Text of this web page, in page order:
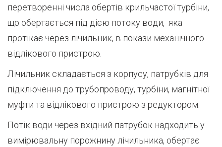
перетворенні чис­ла обертів крильчастої турбіни,
що обертається під дією потоку во­ди, яка
протікає через лічильник, в покази механічного
відліково­го пристрою.
Лічильник складається з корпусу, патрубків для
підключення до трубопроводу, турбіни, магнітної
муфти та відлікового пристрою з редуктором.
Потік води через вхідний патрубок надходить у
вимірювальну порожнину лічильника, обертає